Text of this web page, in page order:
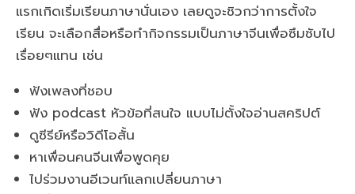
แรกเกิดเริ่มเรียนภาษานั่นเอง เลยดูจะชิวกว่าการตั้งใจ
เรียน จะเลือกสื่อหรือทำกิจกรรมเป็นภาษาจีนเพื่อซึมซับไป
เรื่อยๆแทน เช่น
ฟังเพลงที่ชอบ
ฟัง podcast หัวข้อที่สนใจ แบบไม่ตั้งใจอ่านสคริปต์
ดูซีรีย์หรือวิดีโอสั้น
หาเพื่อนคนจีนเพื่อพูดคุย
ไปร่วมงานอีเวนท์แลกเปลี่ยนภาษา